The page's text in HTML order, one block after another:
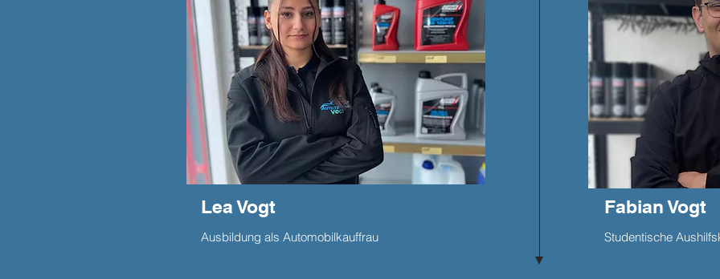
Ausbildung als Automobilkauffrau
Lea Vogt Fabian Vogt
Studentische